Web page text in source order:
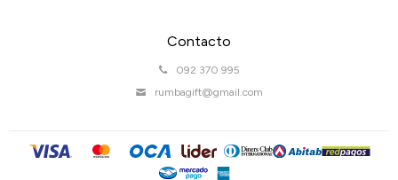
Contacto
092 370 995
rumbagift@gmail.com